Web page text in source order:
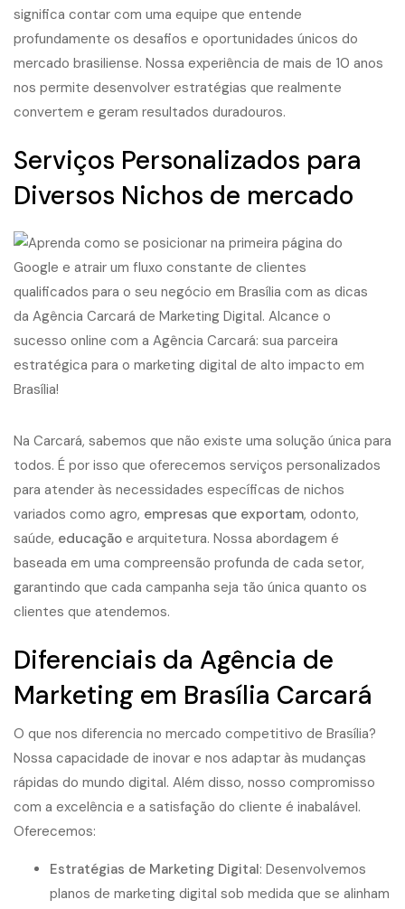
significa contar com uma equipe que entende
profundamente os desafios e oportunidades únicos do
mercado brasiliense. Nossa experiência de mais de 10 anos
nos permite desenvolver estratégias que realmente
convertem e geram resultados duradouros.
Serviços Personalizados para
Diversos Nichos de mercado
Na Carcará, sabemos que não existe uma solução única para
todos. É por isso que oferecemos serviços personalizados
para atender às necessidades específicas de nichos
variados como agro, empresas que exportam, odonto,
saúde, educação e arquitetura. Nossa abordagem é
baseada em uma compreensão profunda de cada setor,
garantindo que cada campanha seja tão única quanto os
clientes que atendemos.
Diferenciais da Agência de
Marketing em Brasília Carcará
O que nos diferencia no mercado competitivo de Brasília?
Nossa capacidade de inovar e nos adaptar às mudanças
rápidas do mundo digital. Além disso, nosso compromisso
com a excelência e a satisfação do cliente é inabalável.
Oferecemos:
Estratégias de Marketing Digital: Desenvolvemos
planos de marketing digital sob medida que se alinham